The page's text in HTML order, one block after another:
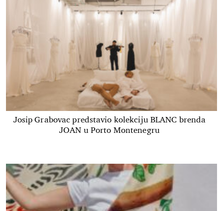
Josip Grabovac predstavio kolekciju BLANC brenda
JOAN u Porto Montenegru